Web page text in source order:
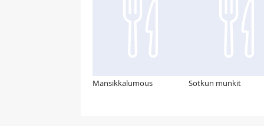
Mansikkalumous Sotkun munkit